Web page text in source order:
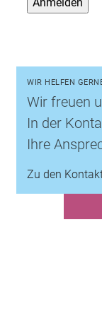
WIR HELFEN
Wir freuen
In der
Ihre
Zu den